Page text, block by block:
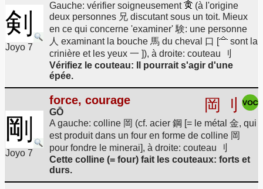
剣
Joyo 7
Gauche: vérifier soigneusement
(à l'origine
deux personnes 兄 discutant sous un toit. Mieux
en ce qui concerne 'examiner' 験: une personne
人 examinant la bouche 馬 du cheval 口 [
sont la
crinière et les yeux 一 ]), à droite: couteau 刂
Vérifiez le couteau: Il pourrait s'agir d'une
épée.
剛
Joyo 7
force, courage
GŌ 岡 刂
A gauche: colline 岡 (cf. acier 鋼 [= le métal 金, qui
est produit dans un four en forme de colline 岡
pour fondre le minerai], à droite: couteau 刂
Cette colline (= four) fait les couteaux: forts et
durs.